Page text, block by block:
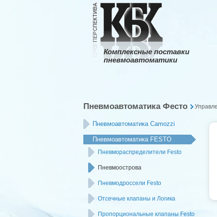
Комплексные поставки
пневмоавтоматики
Пневмоавтоматика Фесто
Пневмоавтоматика Camozzi
Пневмоавтоматика FESTO
Пневмораспределители Festo
Пневмоострова
Пневмодроссели Festo
Отсечные клапаны и Логика
Пропорциональные клапаны Festo